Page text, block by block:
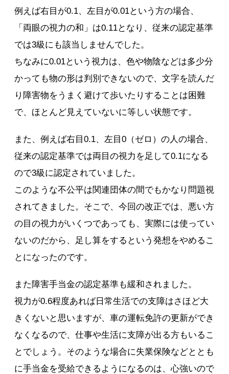
例えば右目が0.1、左目が0.01という方の場合、
「両眼の視力の和」は0.11となり、従来の認定基準
では3級にも該当しませんでした。
ちなみに0.01という視力は、色や物陰などは多少分
かっても物の形は判別できないので、文字を読んだ
り障害物をうまく避けて歩いたりすることは困難
で、ほとんど見えていないに等しい状態です。
また、例えば右目0.1、左目0（ゼロ）の人の場合、
従来の認定基準では両目の視力を足して0.1になる
ので3級に認定されていました。
このような不公平は関連団体の間でもかなり問題視
されてきました。そこで、今回の改正では、悪い方
の目の視力がいくつであっても、実際には使ってい
ないのだから、足し算をするという発想をやめるこ
とになったのです。
また障害手当金の認定基準も緩和されました。
視力が0.6程度あれば日常生活での支障はさほど大
きくないと思いますが、車の運転免許の更新ができ
なくなるので、仕事や生活に支障が出る方もいるこ
とでしょう。そのような場合に失業保険などととも
に手当金を受給できるようになるのは、心強いので